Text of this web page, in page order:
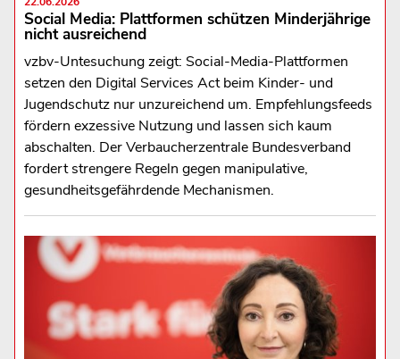
Social Media: Plattformen schützen Minderjährige
nicht ausreichend
vzbv-Untesuchung zeigt: Social-Media-Plattformen
setzen den Digital Services Act beim Kinder- und
Jugendschutz nur unzureichend um. Empfehlungsfeeds
fördern exzessive Nutzung und lassen sich kaum
abschalten. Der Verbaucherzentrale Bundesverband
fordert strengere Regeln gegen manipulative,
gesundheitsgefährdende Mechanismen.